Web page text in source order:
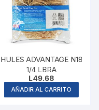
HULES ADVANTAGE N18
1/4 LBRA
L49.68
AÑADIR AL CARRITO